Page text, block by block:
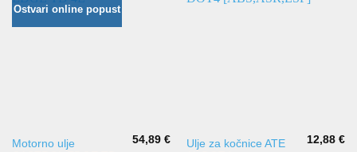
Ostvari online popust
Motorno ulje
54,89€
Ulje za kočnice ATE
12,88€